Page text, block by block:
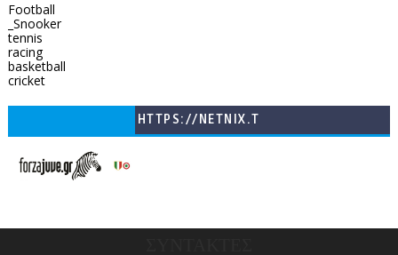
Football
_Snooker
tennis
racing
basketball
cricket
HTTPS://NETNIX.T